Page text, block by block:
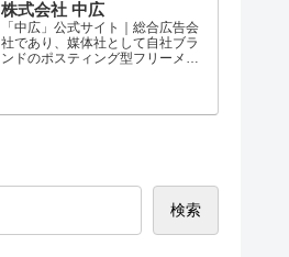
株式会社 中広
「中広」公式サイト｜総合広告会
社であり、媒体社として自社ブラ
ンドのポスティング型フリーメデ
検索